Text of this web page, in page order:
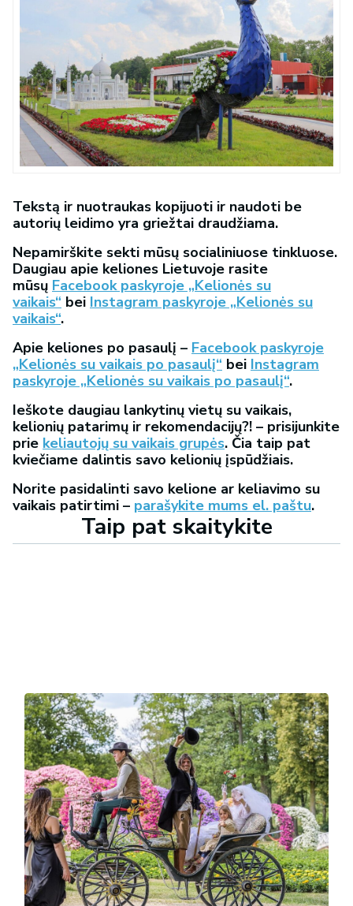
Tekstą ir nuotraukas kopijuoti ir naudoti be
autorių leidimo yra griežtai draudžiama.
Nepamirškite sekti mūsų socialiniuose tinkluose.
Daugiau apie keliones Lietuvoje rasite
mūsų Facebook paskyroje „Kelionės su
vaikais“ bei Instagram paskyroje „Kelionės su
vaikais“.
Apie keliones po pasaulį – Facebook paskyroje
„Kelionės su vaikais po pasaulį“ bei Instagram
paskyroje „Kelionės su vaikais po pasaulį“.
Ieškote daugiau lankytinų vietų su vaikais,
kelionių patarimų ir rekomendacijų?! – prisijunkite
prie keliautojų su vaikais grupės. Čia taip pat
kviečiame dalintis savo kelionių įspūdžiais.
Norite pasidalinti savo kelione ar keliavimo su
vaikais patirtimi – parašykite mums el. paštu.
Taip pat skaitykite